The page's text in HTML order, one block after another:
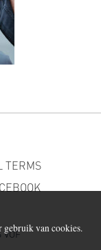
TERMS
gebruik van cookies.